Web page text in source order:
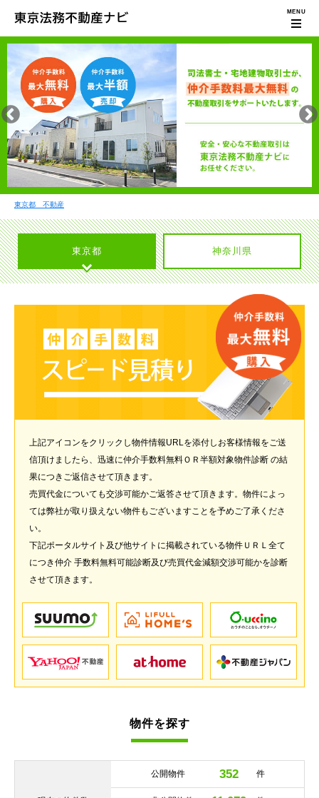
東京都 不動産
東京都 神奈川県
上記アイコンをクリックし物件情報URLを添付しお客様情報をご送
信頂けましたら、迅速に仲介手数料無料ＯＲ半額対象物件診断 の結
果につきご返信させて頂きます。
売買代金についても交渉可能かご返答させて頂きます。物件によっ
ては弊社が取り扱えない物件もございますことを予めご了承くださ
い。
下記ポータルサイト及び他サイトに掲載されている物件ＵＲＬ全て
につき仲介 手数料無料可能診断及び売買代金減額交渉可能かを診断
させて頂きます。
物件を探す
公開物件 352 件